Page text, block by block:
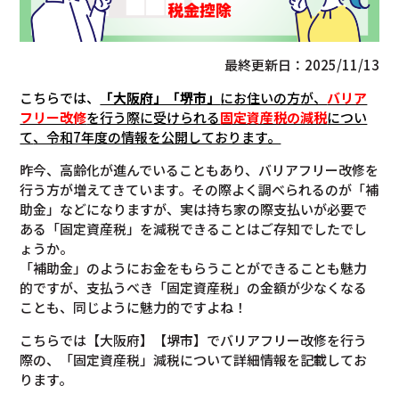
最終更新日：2025/11/13
こちらでは、
「大阪府」「堺市」 にお住いの方が、 バリア
フリー改修を行う際に受けられる固定資産税の減税につい
て、令和7年度の情報を公開しております。
昨今、高齢化が進んでいることもあり、バリアフリー改修を
行う方が増えてきています。その際よく調べられるのが「補
助金」などになりますが、実は持ち家の際支払いが必要で
ある「固定資産税」を減税できることはご存知でしたでし
ょうか。
「補助金」のようにお金をもらうことができることも魅力
的ですが、支払うべき「固定資産税」の金額が少なくなる
ことも、同じように魅力的ですよね！
こちらでは【大阪府】【堺市】でバリアフリー改修を行う
際の、「固定資産税」減税について詳細情報を記載してお
ります。